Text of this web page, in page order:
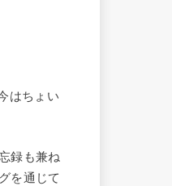
はちょい
録も兼ね
を通じて